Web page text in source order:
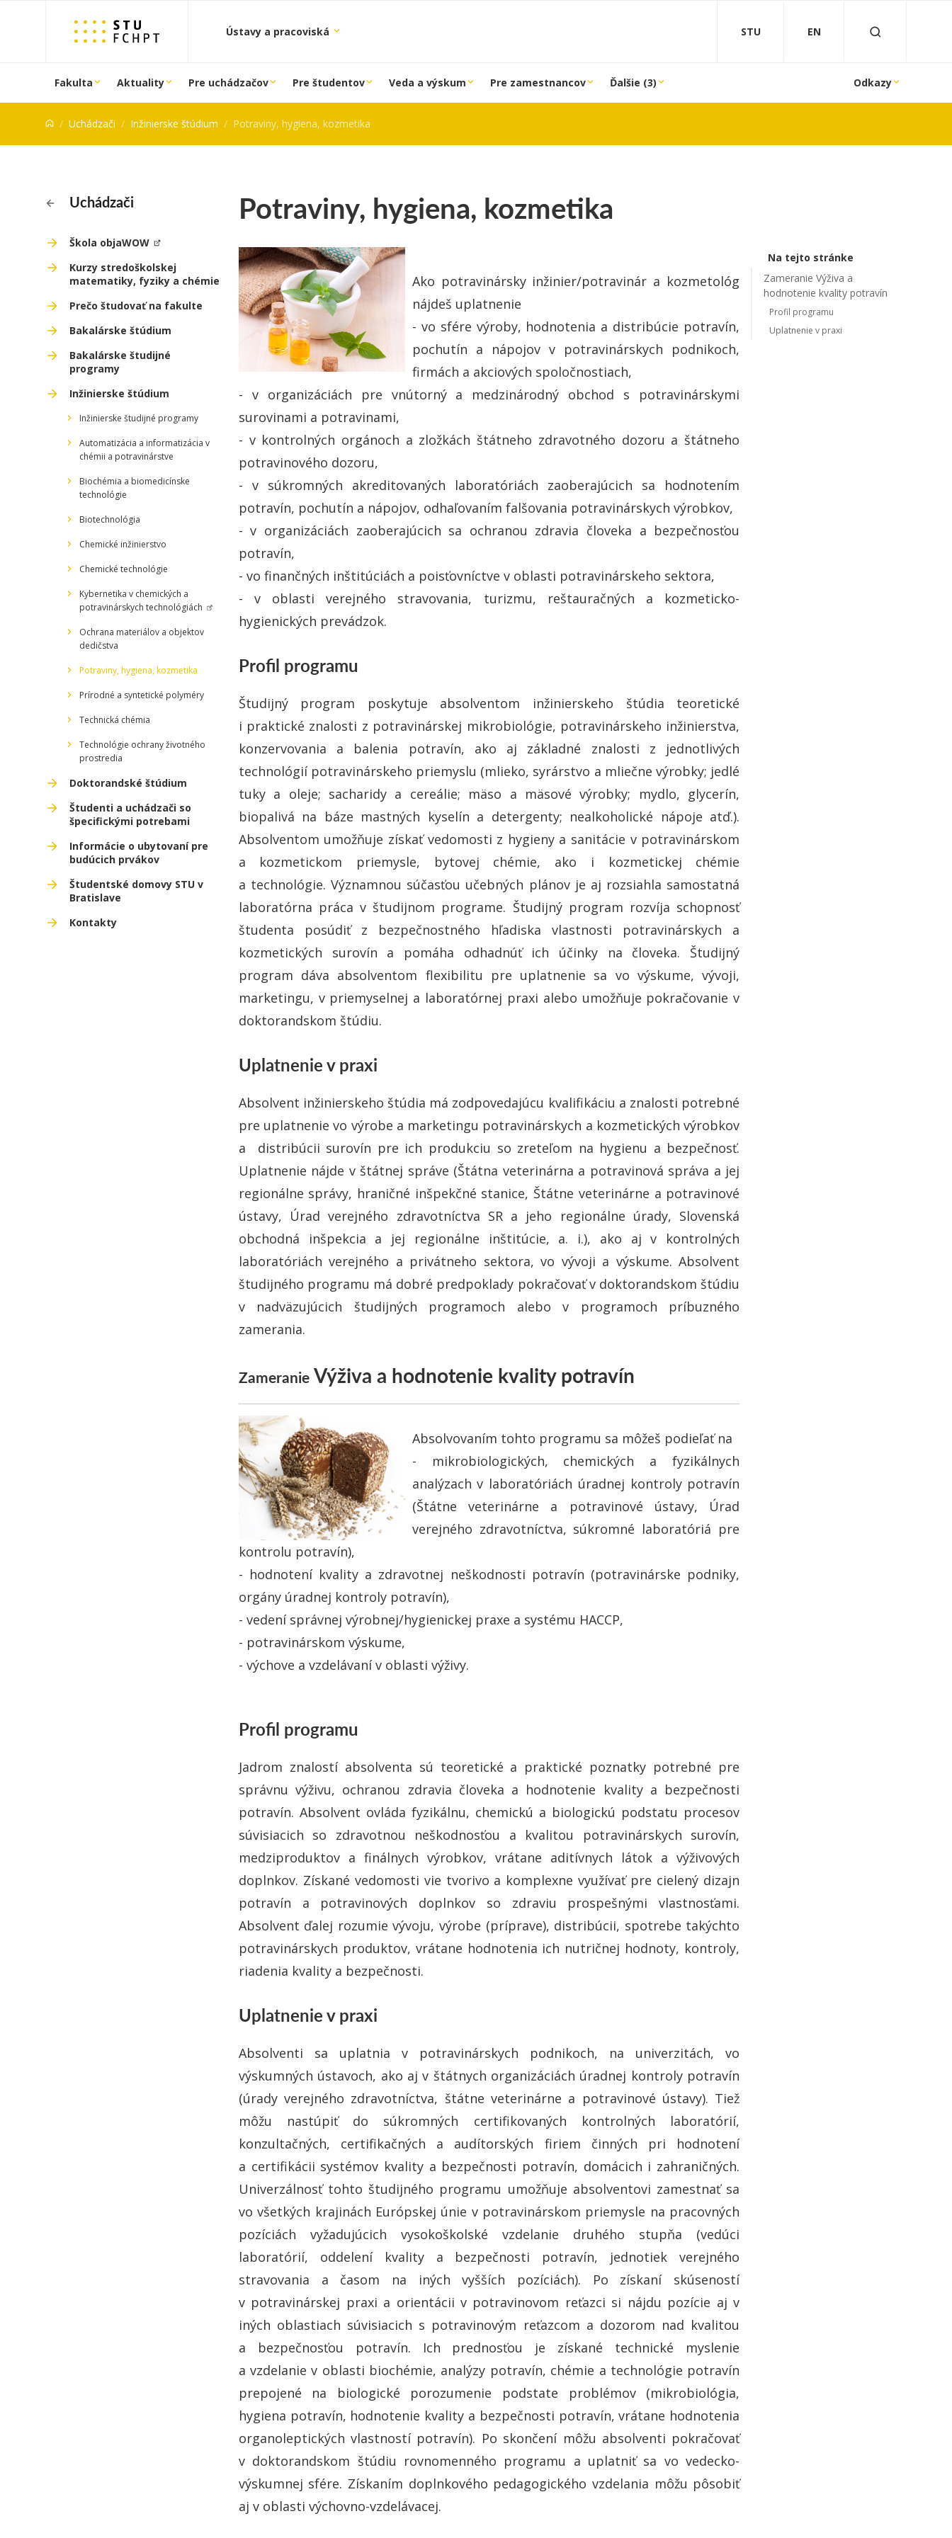
Ústavy a pracoviská STU EN
Fakulta Aktuality Pre uchádzačov Pre študentov Veda a výskum Pre zamestnancov Ďalšie (3) Odkazy
Uchádzači Inžinierske štúdium Potraviny, hygiena, kozmetika
Uchádzači
Škola objaWOW
Kurzy stredoškolskej
matematiky, fyziky a chémie
Prečo študovať na fakulte
Bakalárske štúdium
Bakalárske študijné
programy
Inžinierske štúdium
Inžinierske študijné programy
Automatizácia a informatizácia v
chémii a potravinárstve
Biochémia a biomedicínske
technológie
Biotechnológia
Chemické inžinierstvo
Chemické technológie
Kybernetika v chemických a
potravinárskych technológiách
Ochrana materiálov a objektov
dedičstva
Potraviny, hygiena, kozmetika
Prírodné a syntetické polyméry
Technická chémia
Technológie ochrany životného
prostredia
Doktorandské štúdium
Študenti a uchádzači so
špecifickými potrebami
Informácie o ubytovaní pre
budúcich prvákov
Študentské domovy STU v
Bratislave
Kontakty
Potraviny, hygiena, kozmetika
Na tejto stránke
Zameranie Výživa a
hodnotenie kvality potravín
Profil programu
Uplatnenie v praxi
Ako potravinársky inžinier/potravinár a kozmetológ
nájdeš uplatnenie
- vo sfére výroby, hodnotenia a distribúcie potravín,
pochutín a nápojov v potravinárskych podnikoch,
firmách a akciových spoločnostiach,
- v organizáciách pre vnútorný a medzinárodný obchod s potravinárskymi
surovinami a potravinami,
- v kontrolných orgánoch a zložkách štátneho zdravotného dozoru a štátneho
potravinového dozoru,
- v súkromných akreditovaných laboratóriách zaoberajúcich sa hodnotením
potravín, pochutín a nápojov, odhaľovaním falšovania potravinárskych výrobkov,
- v organizáciách zaoberajúcich sa ochranou zdravia človeka a bezpečnosťou
potravín,
- vo finančných inštitúciách a poisťovníctve v oblasti potravinárskeho sektora,
- v oblasti verejného stravovania, turizmu, reštauračných a kozmeticko-
hygienických prevádzok.
Profil programu
Študijný program poskytuje absolventom inžinierskeho štúdia teoretické
i praktické znalosti z potravinárskej mikrobiológie, potravinárskeho inžinierstva,
konzervovania a balenia potravín, ako aj základné znalosti z jednotlivých
technológií potravinárskeho priemyslu (mlieko, syrárstvo a mliečne výrobky; jedlé
tuky a oleje; sacharidy a cereálie; mäso a mäsové výrobky; mydlo, glycerín,
biopalivá na báze mastných kyselín a detergenty; nealkoholické nápoje atď.).
Absolventom umožňuje získať vedomosti z hygieny a sanitácie v potravinárskom
a kozmetickom priemysle, bytovej chémie, ako i kozmetickej chémie
a technológie. Významnou súčasťou učebných plánov je aj rozsiahla samostatná
laboratórna práca v študijnom programe. Študijný program rozvíja schopnosť
študenta posúdiť z bezpečnostného hľadiska vlastnosti potravinárskych a
kozmetických surovín a pomáha odhadnúť ich účinky na človeka. Študijný
program dáva absolventom flexibilitu pre uplatnenie sa vo výskume, vývoji,
marketingu, v priemyselnej a laboratórnej praxi alebo umožňuje pokračovanie v
doktorandskom štúdiu.
Uplatnenie v praxi
Absolvent inžinierskeho štúdia má zodpovedajúcu kvalifikáciu a znalosti potrebné
pre uplatnenie vo výrobe a marketingu potravinárskych a kozmetických výrobkov
a distribúcii surovín pre ich produkciu so zreteľom na hygienu a bezpečnosť.
Uplatnenie nájde v štátnej správe (Štátna veterinárna a potravinová správa a jej
regionálne správy, hraničné inšpekčné stanice, Štátne veterinárne a potravinové
ústavy, Úrad verejného zdravotníctva SR a jeho regionálne úrady, Slovenská
obchodná inšpekcia a jej regionálne inštitúcie, a. i.), ako aj v kontrolných
laboratóriách verejného a privátneho sektora, vo vývoji a výskume. Absolvent
študijného programu má dobré predpoklady pokračovať v doktorandskom štúdiu
v nadväzujúcich študijných programoch alebo v programoch príbuzného
zamerania.
ZameranieVýživa a hodnotenie kvality potravín
Absolvovaním tohto programu sa môžeš podieľať na
- mikrobiologických, chemických a fyzikálnych
analýzach v laboratóriách úradnej kontroly potravín
(Štátne veterinárne a potravinové ústavy, Úrad
verejného zdravotníctva, súkromné laboratóriá pre
kontrolu potravín),
- hodnotení kvality a zdravotnej neškodnosti potravín (potravinárske podniky,
orgány úradnej kontroly potravín),
- vedení správnej výrobnej/hygienickej praxe a systému HACCP,
- potravinárskom výskume,
- výchove a vzdelávaní v oblasti výživy.
Profil programu
Jadrom znalostí absolventa sú teoretické a praktické poznatky potrebné pre
správnu výživu, ochranou zdravia človeka a hodnotenie kvality a bezpečnosti
potravín. Absolvent ovláda fyzikálnu, chemickú a biologickú podstatu procesov
súvisiacich so zdravotnou neškodnosťou a kvalitou potravinárskych surovín,
medziproduktov a finálnych výrobkov, vrátane aditívnych látok a výživových
doplnkov. Získané vedomosti vie tvorivo a komplexne využívať pre cielený dizajn
potravín a potravinových doplnkov so zdraviu prospešnými vlastnosťami.
Absolvent ďalej rozumie vývoju, výrobe (príprave), distribúcii, spotrebe takýchto
potravinárskych produktov, vrátane hodnotenia ich nutričnej hodnoty, kontroly,
riadenia kvality a bezpečnosti.
Uplatnenie v praxi
Absolventi sa uplatnia v potravinárskych podnikoch, na univerzitách, vo
výskumných ústavoch, ako aj v štátnych organizáciách úradnej kontroly potravín
(úrady verejného zdravotníctva, štátne veterinárne a potravinové ústavy). Tiež
môžu nastúpiť do súkromných certifikovaných kontrolných laboratórií,
konzultačných, certifikačných a audítorských firiem činných pri hodnotení
a certifikácii systémov kvality a bezpečnosti potravín, domácich i zahraničných.
Univerzálnosť tohto študijného programu umožňuje absolventovi zamestnať sa
vo všetkých krajinách Európskej únie v potravinárskom priemysle na pracovných
pozíciách vyžadujúcich vysokoškolské vzdelanie druhého stupňa (vedúci
laboratórií, oddelení kvality a bezpečnosti potravín, jednotiek verejného
stravovania a časom na iných vyšších pozíciách). Po získaní skúseností
v potravinárskej praxi a orientácii v potravinovom reťazci si nájdu pozície aj v
iných oblastiach súvisiacich s potravinovým reťazcom a dozorom nad kvalitou
a bezpečnosťou potravín. Ich prednosťou je získané technické myslenie
a vzdelanie v oblasti biochémie, analýzy potravín, chémie a technológie potravín
prepojené na biologické porozumenie podstate problémov (mikrobiológia,
hygiena potravín, hodnotenie kvality a bezpečnosti potravín, vrátane hodnotenia
organoleptických vlastností potravín). Po skončení môžu absolventi pokračovať
v doktorandskom štúdiu rovnomenného programu a uplatniť sa vo vedecko-
výskumnej sfére. Získaním doplnkového pedagogického vzdelania môžu pôsobiť
aj v oblasti výchovno-vzdelávacej.